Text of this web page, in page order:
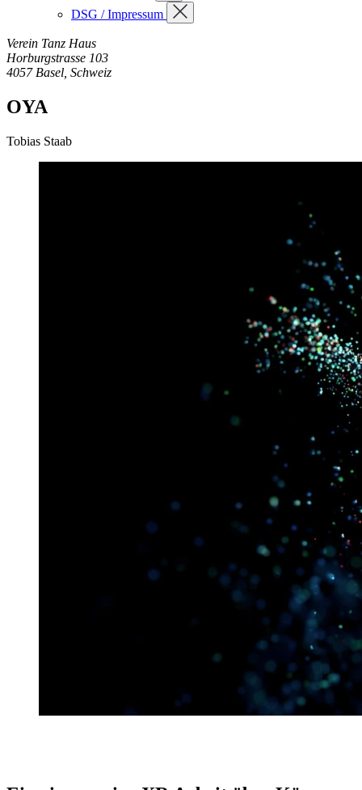
DSG / Impressum
Verein Tanz Haus
Horburgstrasse 103
4057 Basel, Schweiz
OYA
Tobias Staab